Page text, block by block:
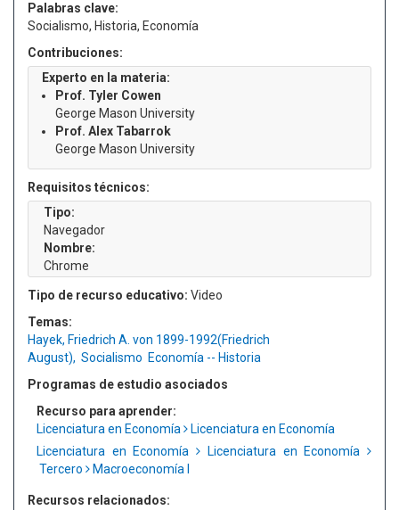
Palabras clave:
Socialismo, Historia, Economía
Contribuciones:
Experto en la materia:
Prof. Tyler Cowen
George Mason University
Prof. Alex Tabarrok
George Mason University
Requisitos técnicos:
Tipo:
Navegador
Nombre:
Chrome
Tipo de recurso educativo: Video
Temas:
Hayek, Friedrich A. von 1899-1992(Friedrich
August), Socialismo Economía -- Historia
Programas de estudio asociados
Recurso para aprender:
Licenciatura en Economía
Licenciatura en Economía
Licenciatura en Economía
Licenciatura en Economía
Tercero
Macroeconomía I
Recursos relacionados: